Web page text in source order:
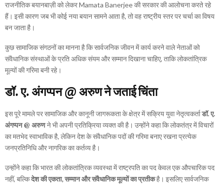
राजनीतिक बयानबाज़ी को लेकरMamata Banerjeeकी सरकार की आलोचना करते रहे
हैं। इसी कारण जब भी कोई नया बयान सामने आता है, तो वह राष्ट्रीय स्तर पर चर्चा का विषय
बन जाता है।
कुछ सामाजिक संगठनों का मानना है कि सार्वजनिक जीवन में कार्य करने वाले नेताओं को
संवैधानिक संस्थाओं के प्रति अधिक संयम और सम्मान दिखाना चाहिए, ताकि लोकतांत्रिक
मूल्यों की गरिमा बनी रहे।
डॉ. ए. अंगप्पन @ अरुण ने जताई चिंता
इस पूरे मामले पर सामाजिक और कानूनी जागरूकता के क्षेत्र में सक्रिय युवा नेतृत्वकर्ताडॉ. ए.
अंगप्पन @ अरुणने भी अपनी प्रतिक्रिया व्यक्त की है। उन्होंने कहा कि लोकतंत्र में विचारों
का मतभेद स्वाभाविक है, लेकिन देश के संवैधानिक पदों की गरिमा बनाए रखना प्रत्येक
जनप्रतिनिधि और नागरिक का कर्तव्य है।
उन्होंने कहा कि भारत की लोकतांत्रिक व्यवस्था में राष्ट्रपति का पद केवल एक औपचारिक पद
नहीं, बल्किदेश की एकता, सम्मान और संवैधानिक मूल्यों का प्रतीकहै। इसलिए सार्वजनिक